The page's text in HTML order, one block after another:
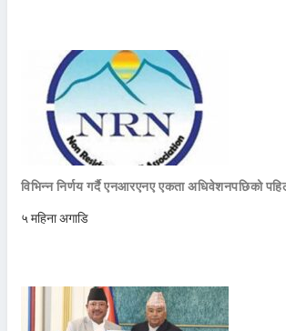
विभिन्न निर्णय गर्दै एनआरएनए एकता अधिवेशनपछिको
५ महिना अगाडि